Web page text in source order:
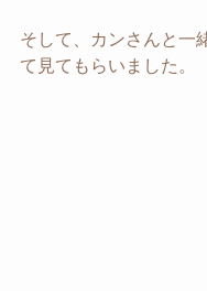
そして、カンさんと一
て見てもらいました。